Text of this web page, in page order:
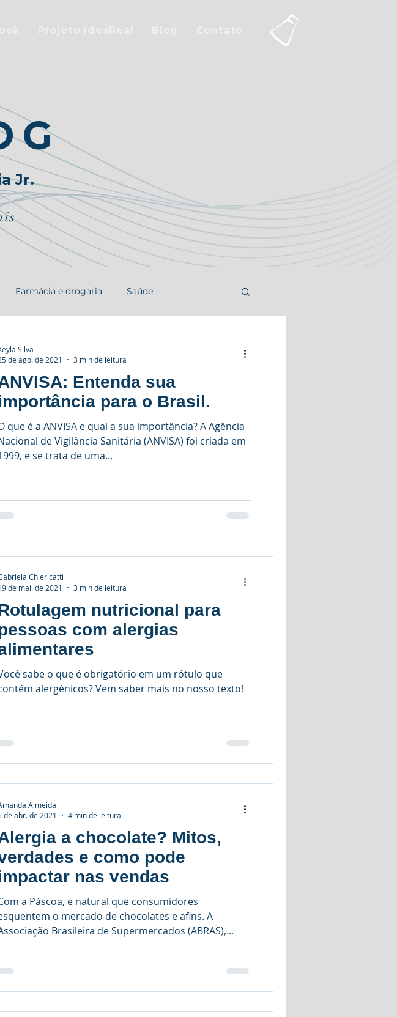
Jr.
Farmácia e drogaria Saúde
Entenda sua
para o Brasil.
que é a ANVISA e qual a sua importância? A Agência
de Vigilância Sanitária (ANVISA) foi criada em
e se trata de uma...
Silva
de ago. de 2021
3 min de leitura
nutricional para
com alergias
sabe o que é obrigatório em um rótulo que
alergênicos? Vem saber mais no nosso texto!
Chiericatti
de mai. de 2021
3 min de leitura
a chocolate? Mitos,
e como pode
nas vendas
a Páscoa, é natural que consumidores
o mercado de chocolates e afins. A
Brasileira de Supermercados (ABRAS),...
Almeida
de abr. de 2021
4 min de leitura